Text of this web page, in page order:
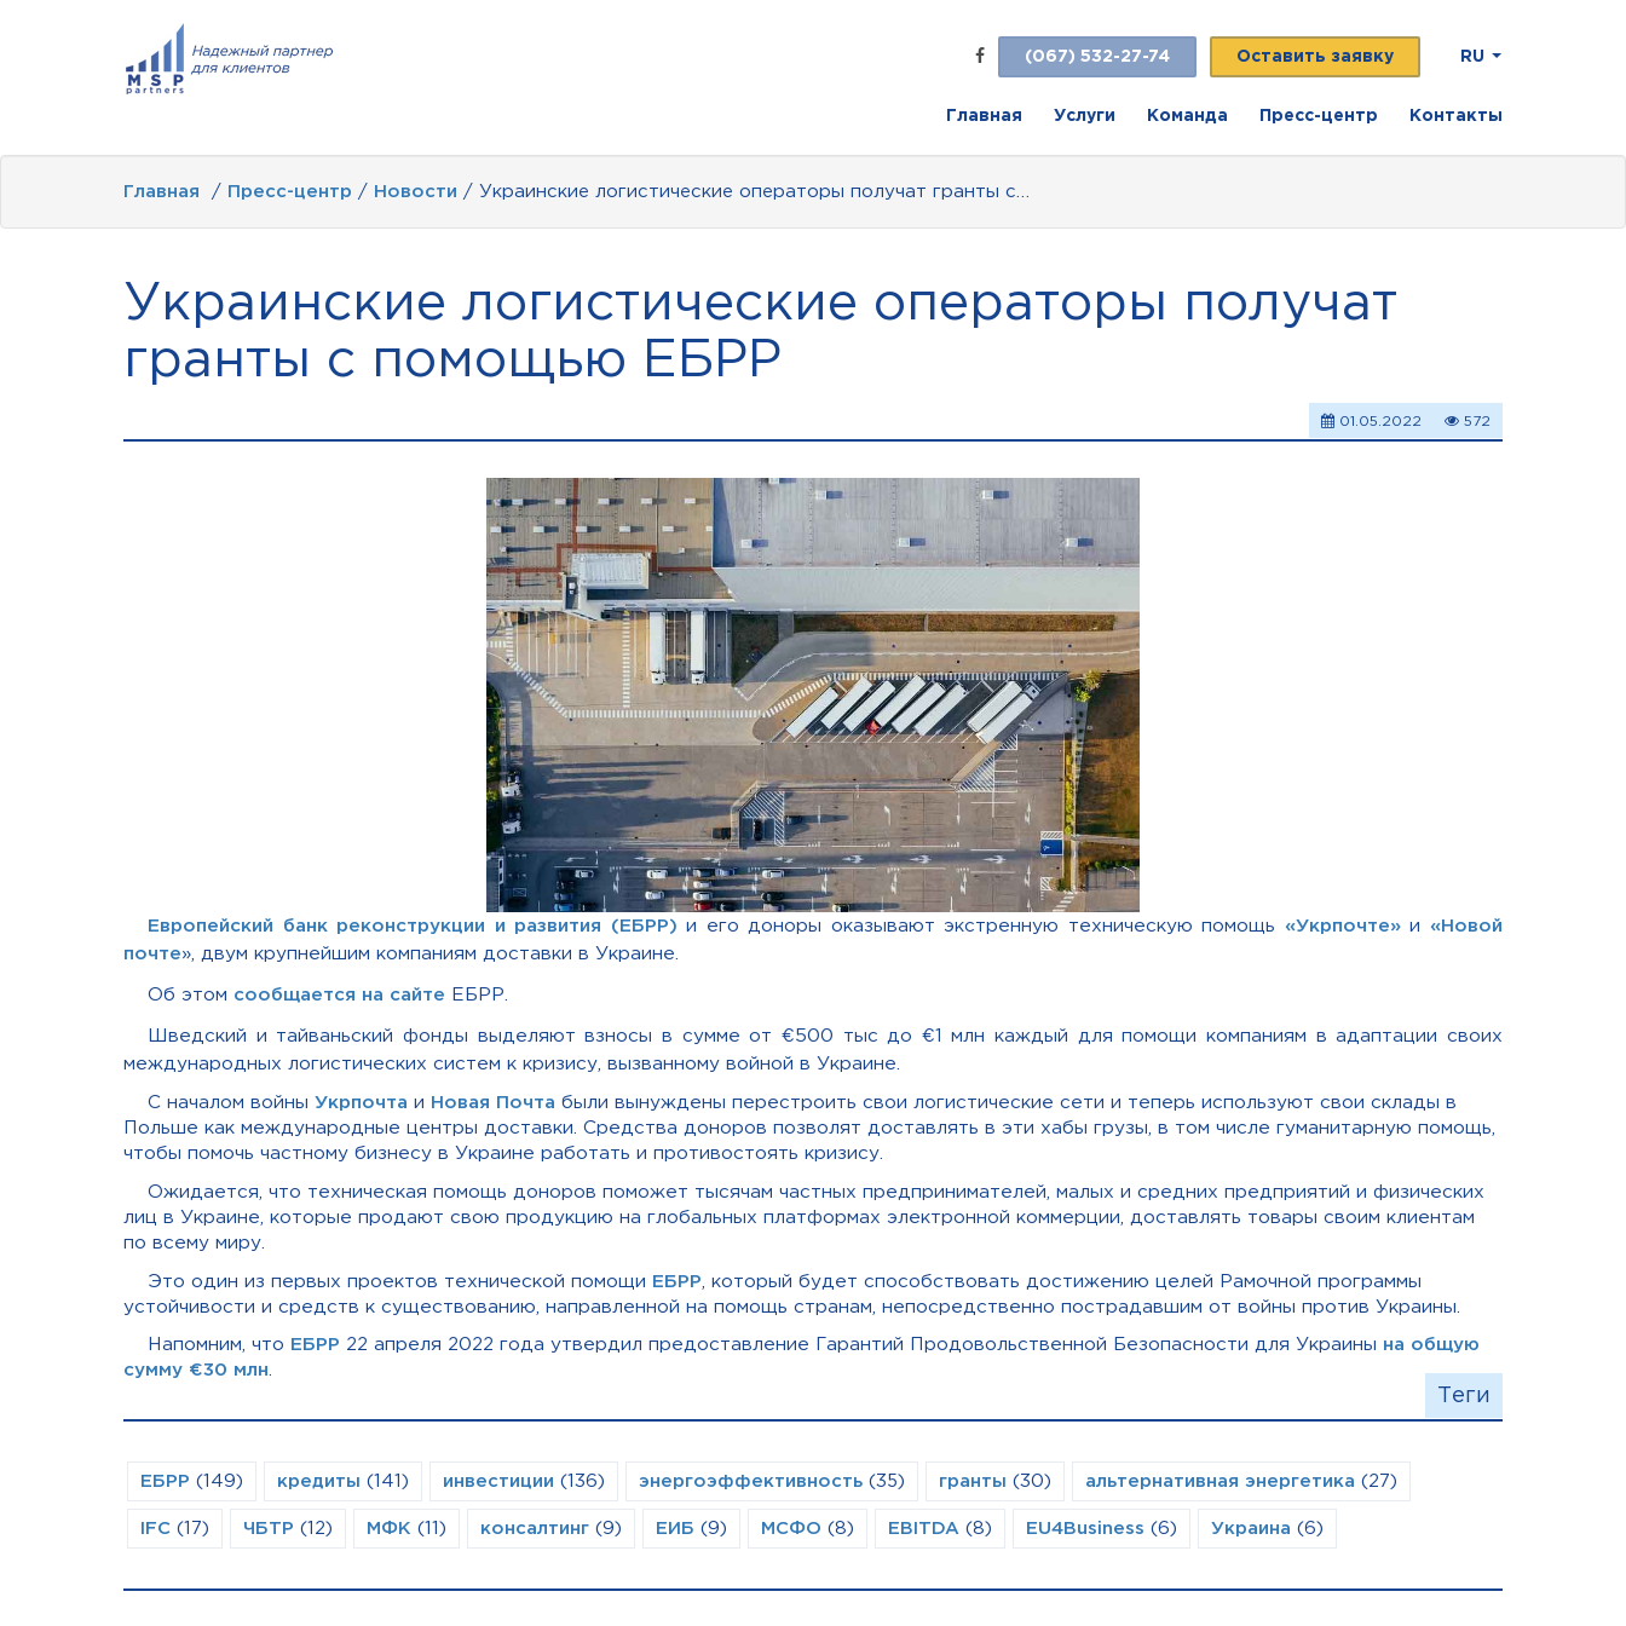
RU
(067) 532-27-74 Оставить заявку
Главная Услуги Команда Пресс-центр Контакты
Главная / Пресс-центр / Новости / Украинские логистические операторы получат гранты с…
Украинские логистические операторы получат
гранты с помощью ЕБРР
01.05.2022 572
Европейский банк реконструкции и развития (ЕБРР) и его доноры оказывают экстренную техническую помощь «Укрпочте»и«Новой
почте», двум крупнейшим компаниям доставки в Украине.
Об этом сообщается на сайте ЕБРР.
Шведский и тайваньский фонды выделяют взносы в сумме от €500 тыс до €1 млн каждый для помощи компаниям в адаптации своих
международных логистических систем к кризису, вызванному войной в Украине.
С началом войны Укрпочта и Новая Почта были вынуждены перестроить свои логистические сети и теперь используют свои склады в
Польше как международные центры доставки. Средства доноров позволят доставлять в эти хабы грузы, в том числе гуманитарную помощь,
чтобы помочь частному бизнесу в Украине работать и противостоять кризису.
Ожидается, что техническая помощь доноров поможет тысячам частных предпринимателей, малых и средних предприятий и физических
лиц в Украине, которые продают свою продукцию на глобальных платформах электронной коммерции , доставлять товары своим клиентам
по всему миру
Это один из первых проектов технической помощи ЕБРР , который будет способствовать достижению целей Рамочной программы
устойчивости и средств к существованию, направленной на помощь странам, непосредственно пострадавшим от войны против Украины.
Напомним, что ЕБРР 22 апреля 2022 года утвердил предоставление Гарантий Продовольственной Безопасности для Украины на общую
сумму €30 млн
Теги
ЕБРР (149) кредиты (141) инвестиции (136) энергоэффективность (35) гранты (30) альтернативная энергетика (27)
IFC (17) ЧБТР (12) МФК (11) консалтинг (9) ЕИБ (9) МСФО (8) EBITDA (8) EU4Business (6) Украина (6)